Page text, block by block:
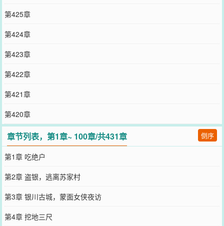
第425章
第424章
第423章
第422章
第421章
第420章
章节列表，第1章~ 100章/共431章 倒序
第1章 吃绝户
第2章 盗银，逃离苏家村
第3章 银川古城，蒙面女侠夜访
第4章 挖地三尺